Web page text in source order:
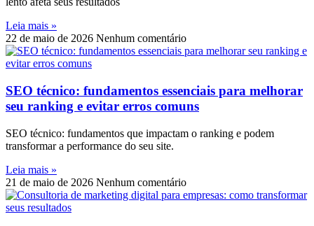
Leia mais »
22 de maio de 2026 Nenhum comentário
SEO técnico: fundamentos essenciais para melhorar
seu ranking e evitar erros comuns
SEO técnico: fundamentos que impactam o ranking e podem
transformar a performance do seu site.
Leia mais »
21 de maio de 2026 Nenhum comentário